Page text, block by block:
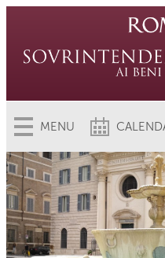
MENU